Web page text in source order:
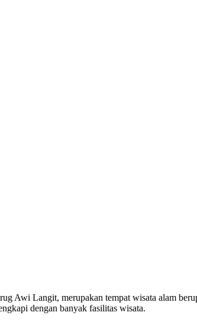
Awi Langit, merupakan tempat wisata alam
dengan banyak fasilitas wisata.